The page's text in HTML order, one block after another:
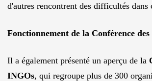
d'autres rencontrent des difficultés dans
Fonctionnement de la Conférence
Il a également présenté un aperçu de la
INGOs, qui regroupe plus de 300